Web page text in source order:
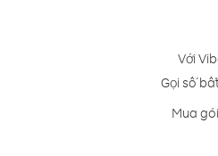
Với
Gọi số
Mua